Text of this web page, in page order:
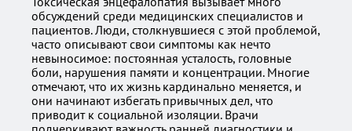
обсуждений среди медицинских специалистов и
пациентов. Люди, столкнувшиеся с этой проблемой,
часто описывают свои симптомы как нечто
невыносимое: постоянная усталость, головные
боли, нарушения памяти и концентрации. Многие
отмечают, что их жизнь кардинально меняется, и
они начинают избегать привычных дел, что
приводит к социальной изоляции. Врачи